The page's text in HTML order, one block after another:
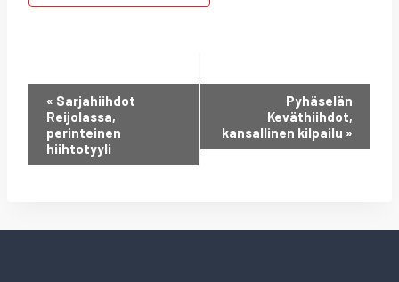
TAPAHTUMA
NAVIGOINTI
« Sarjahiihdot
Reijolassa,
perinteinen
hiihtotyyli
Pyhäselän
Keväthiihdot,
kansallinen kilpailu »